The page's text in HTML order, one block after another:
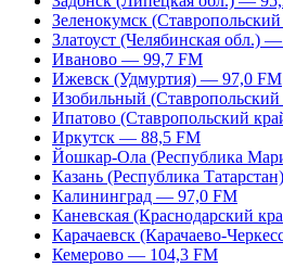
Зеленокумск
Златоуст (Челябинская обл.)
Иваново — 99,7 FM
Ижевск (Удмуртия) — 97,0 FM
Изобильный
Ипатово (Ставропольский
Иркутск — 88,5 FM
Йошкар-Ола (Республика
Казань (Республика
Калининград — 97,0 FM
Каневская (Краснодарский
Карачаевск (Карачаево-
Кемерово — 104,3 FM